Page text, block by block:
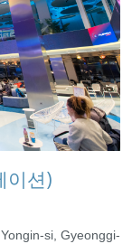
이션)
si, Gyeonggi-